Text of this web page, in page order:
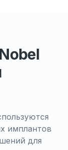
имплантов
для